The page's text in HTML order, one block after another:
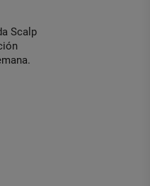
Scalp